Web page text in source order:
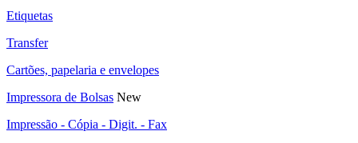
Etiquetas
Transfer
Cartões, papelaria e envelopes
Impressora de Bolsas New
Impressão - Cópia - Digit. - Fax